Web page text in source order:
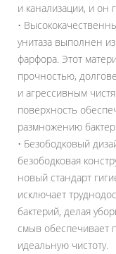
и канализации, и он
•
унитаза выполнен
фарфора. Этот
прочностью,
и агрессивным
поверхность
размножению
• Безободковый
безободковая
новый стандарт
исключает
бактерий, делая
смыв обеспечивает
идеальную чистоту.